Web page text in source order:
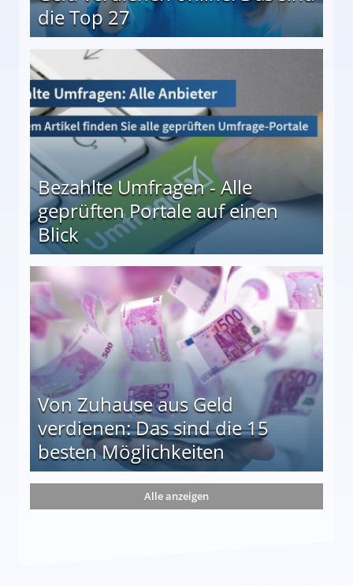
die Top 27
Bezahlte Umfragen - Alle
geprüften Portale auf einen
Blick
auf einen Blick
Von Zuhause aus Geld
verdienen: Das sind die 15
besten Möglichkeiten
die 15 besten Möglichkeiten
Alle anzeigen